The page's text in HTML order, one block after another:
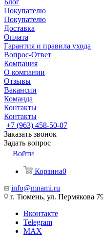
Блог
Покупателю
Покупателю
Доставка
Оплата
Гарантия и правила ухода
Вопрос-Ответ
Компания
О компании
Отзывы
Вакансии
Команда
Контакты
Контакты
+7 (963) 458-50-07
Заказать звонок
Задать вопрос
Войти
Корзина0
info@mnami.ru
г. Тюмень, ул. Пермякова
Вконтакте
Telegram
MAX